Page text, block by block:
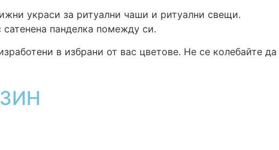
украси за ритуални чаши и ритуални свещи.
сатенена панделка помежду си.
в избрани от вас цветове. Не се колебайте да